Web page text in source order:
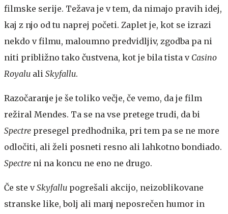
filmske serije. Težava je v tem, da nimajo pravih idej,
kaj z njo od tu naprej početi. Zaplet je, kot se izrazi
nekdo v filmu, maloumno predvidljiv, zgodba pa ni
niti približno tako čustvena, kot je bila tista v Casino
Royalu ali Skyfallu.
Razočaranje je še toliko večje, če vemo, da je film
režiral Mendes. Ta se na vse pretege trudi, da bi
Spectre presegel predhodnika, pri tem pa se ne more
odločiti, ali želi posneti resno ali lahkotno bondiado.
Spectre ni na koncu ne eno ne drugo.
Če ste vSkyfallu pogrešali akcijo, neizoblikovane
stranske like, bolj ali manj neposrečen humor in